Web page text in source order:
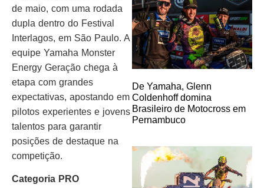
de maio, com uma rodada
dupla dentro do Festival
Interlagos, em São Paulo. A
equipe Yamaha Monster
Energy Geração chega à
etapa com grandes
expectativas, apostando em
pilotos experientes e jovens
talentos para garantir
posições de destaque na
competição.
Categoria PRO
De Yamaha, Glenn
Coldenhoff domina
Brasileiro de Motocross em
Pernambuco